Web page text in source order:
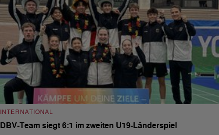
INTERNATIONAL
DBV-Team siegt 6:1 im zweiten U19-Länderspiel